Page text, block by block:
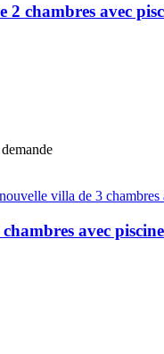
2 chambres avec
villa de 3
avec